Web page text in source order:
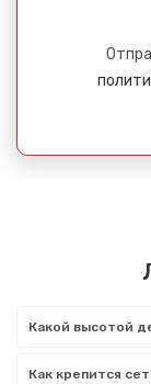
Какой высотой
Как крепится